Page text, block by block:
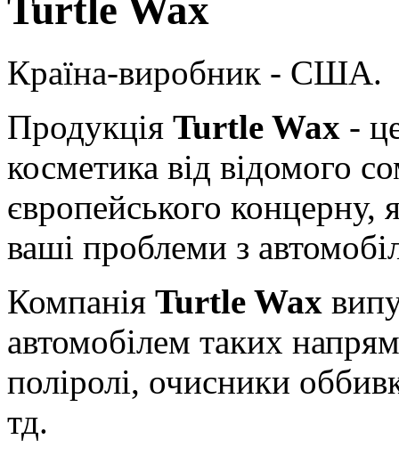
Turtle Wax
Країна-виробник - США.
Продукція Turtle Wax -
косметика від відомого
європейського
ваші проблеми з
Компанія Turtle Wax
автомобілем таких
поліролі, очисники
тд.